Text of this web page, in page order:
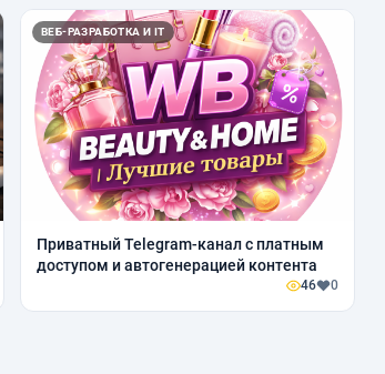
ВЕБ-РАЗРАБОТКА И IT
Приватный Telegram-канал с платным
доступом и автогенерацией контента
46 0